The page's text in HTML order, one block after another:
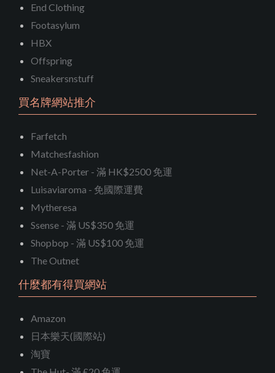
End Clothing
Footasylum
HBX
Offspring
Sneakersnstuff
買名牌網站推介
Farfetch
Matchesfashion
Net-A-Porter - 滿 HK$2500 免運
Luisaviaroma - 免國際運費
Mytheresa
Ssense - 滿 US$350 免運
Shopbop - 滿 US$100 免運
The Outnet
什麼都有得買網站
Amazon
日本樂天(國際站)
淘寶